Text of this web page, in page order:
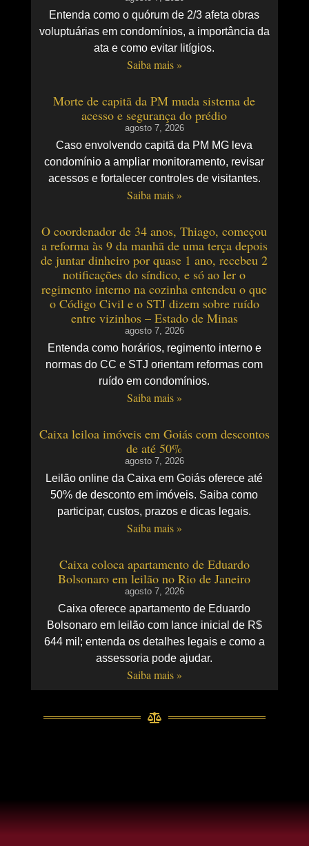
Entenda como o quórum de 2/3 afeta obras
voluptuárias em condomínios, a importância da
ata e como evitar litígios.
Saiba mais »
Morte de capitã da PM muda sistema de
acesso e segurança do prédio
agosto 7, 2026
Caso envolvendo capitã da PM MG leva
condomínio a ampliar monitoramento, revisar
acessos e fortalecer controles de visitantes.
Saiba mais »
O coordenador de 34 anos, Thiago, começou
a reforma às 9 da manhã de uma terça depois
de juntar dinheiro por quase 1 ano, recebeu 2
notificações do síndico, e só ao ler o
regimento interno na cozinha entendeu o que
o Código Civil e o STJ dizem sobre ruído
entre vizinhos – Estado de Minas
agosto 7, 2026
Entenda como horários, regimento interno e
normas do CC e STJ orientam reformas com
ruído em condomínios.
Saiba mais »
Caixa leiloa imóveis em Goiás com descontos
de até 50%
agosto 7, 2026
Leilão online da Caixa em Goiás oferece até
50% de desconto em imóveis. Saiba como
participar, custos, prazos e dicas legais.
Saiba mais »
Caixa coloca apartamento de Eduardo
Bolsonaro em leilão no Rio de Janeiro
agosto 7, 2026
Caixa oferece apartamento de Eduardo
Bolsonaro em leilão com lance inicial de R$
644 mil; entenda os detalhes legais e como a
assessoria pode ajudar.
Saiba mais »